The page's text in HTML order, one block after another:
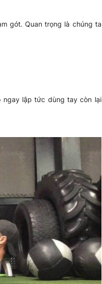
gót. Quan trọng là chúng ta
ngay lập tức dùng tay còn lại